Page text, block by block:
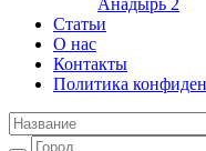
Анадырь 2
Статьи
О нас
Контакты
Политика